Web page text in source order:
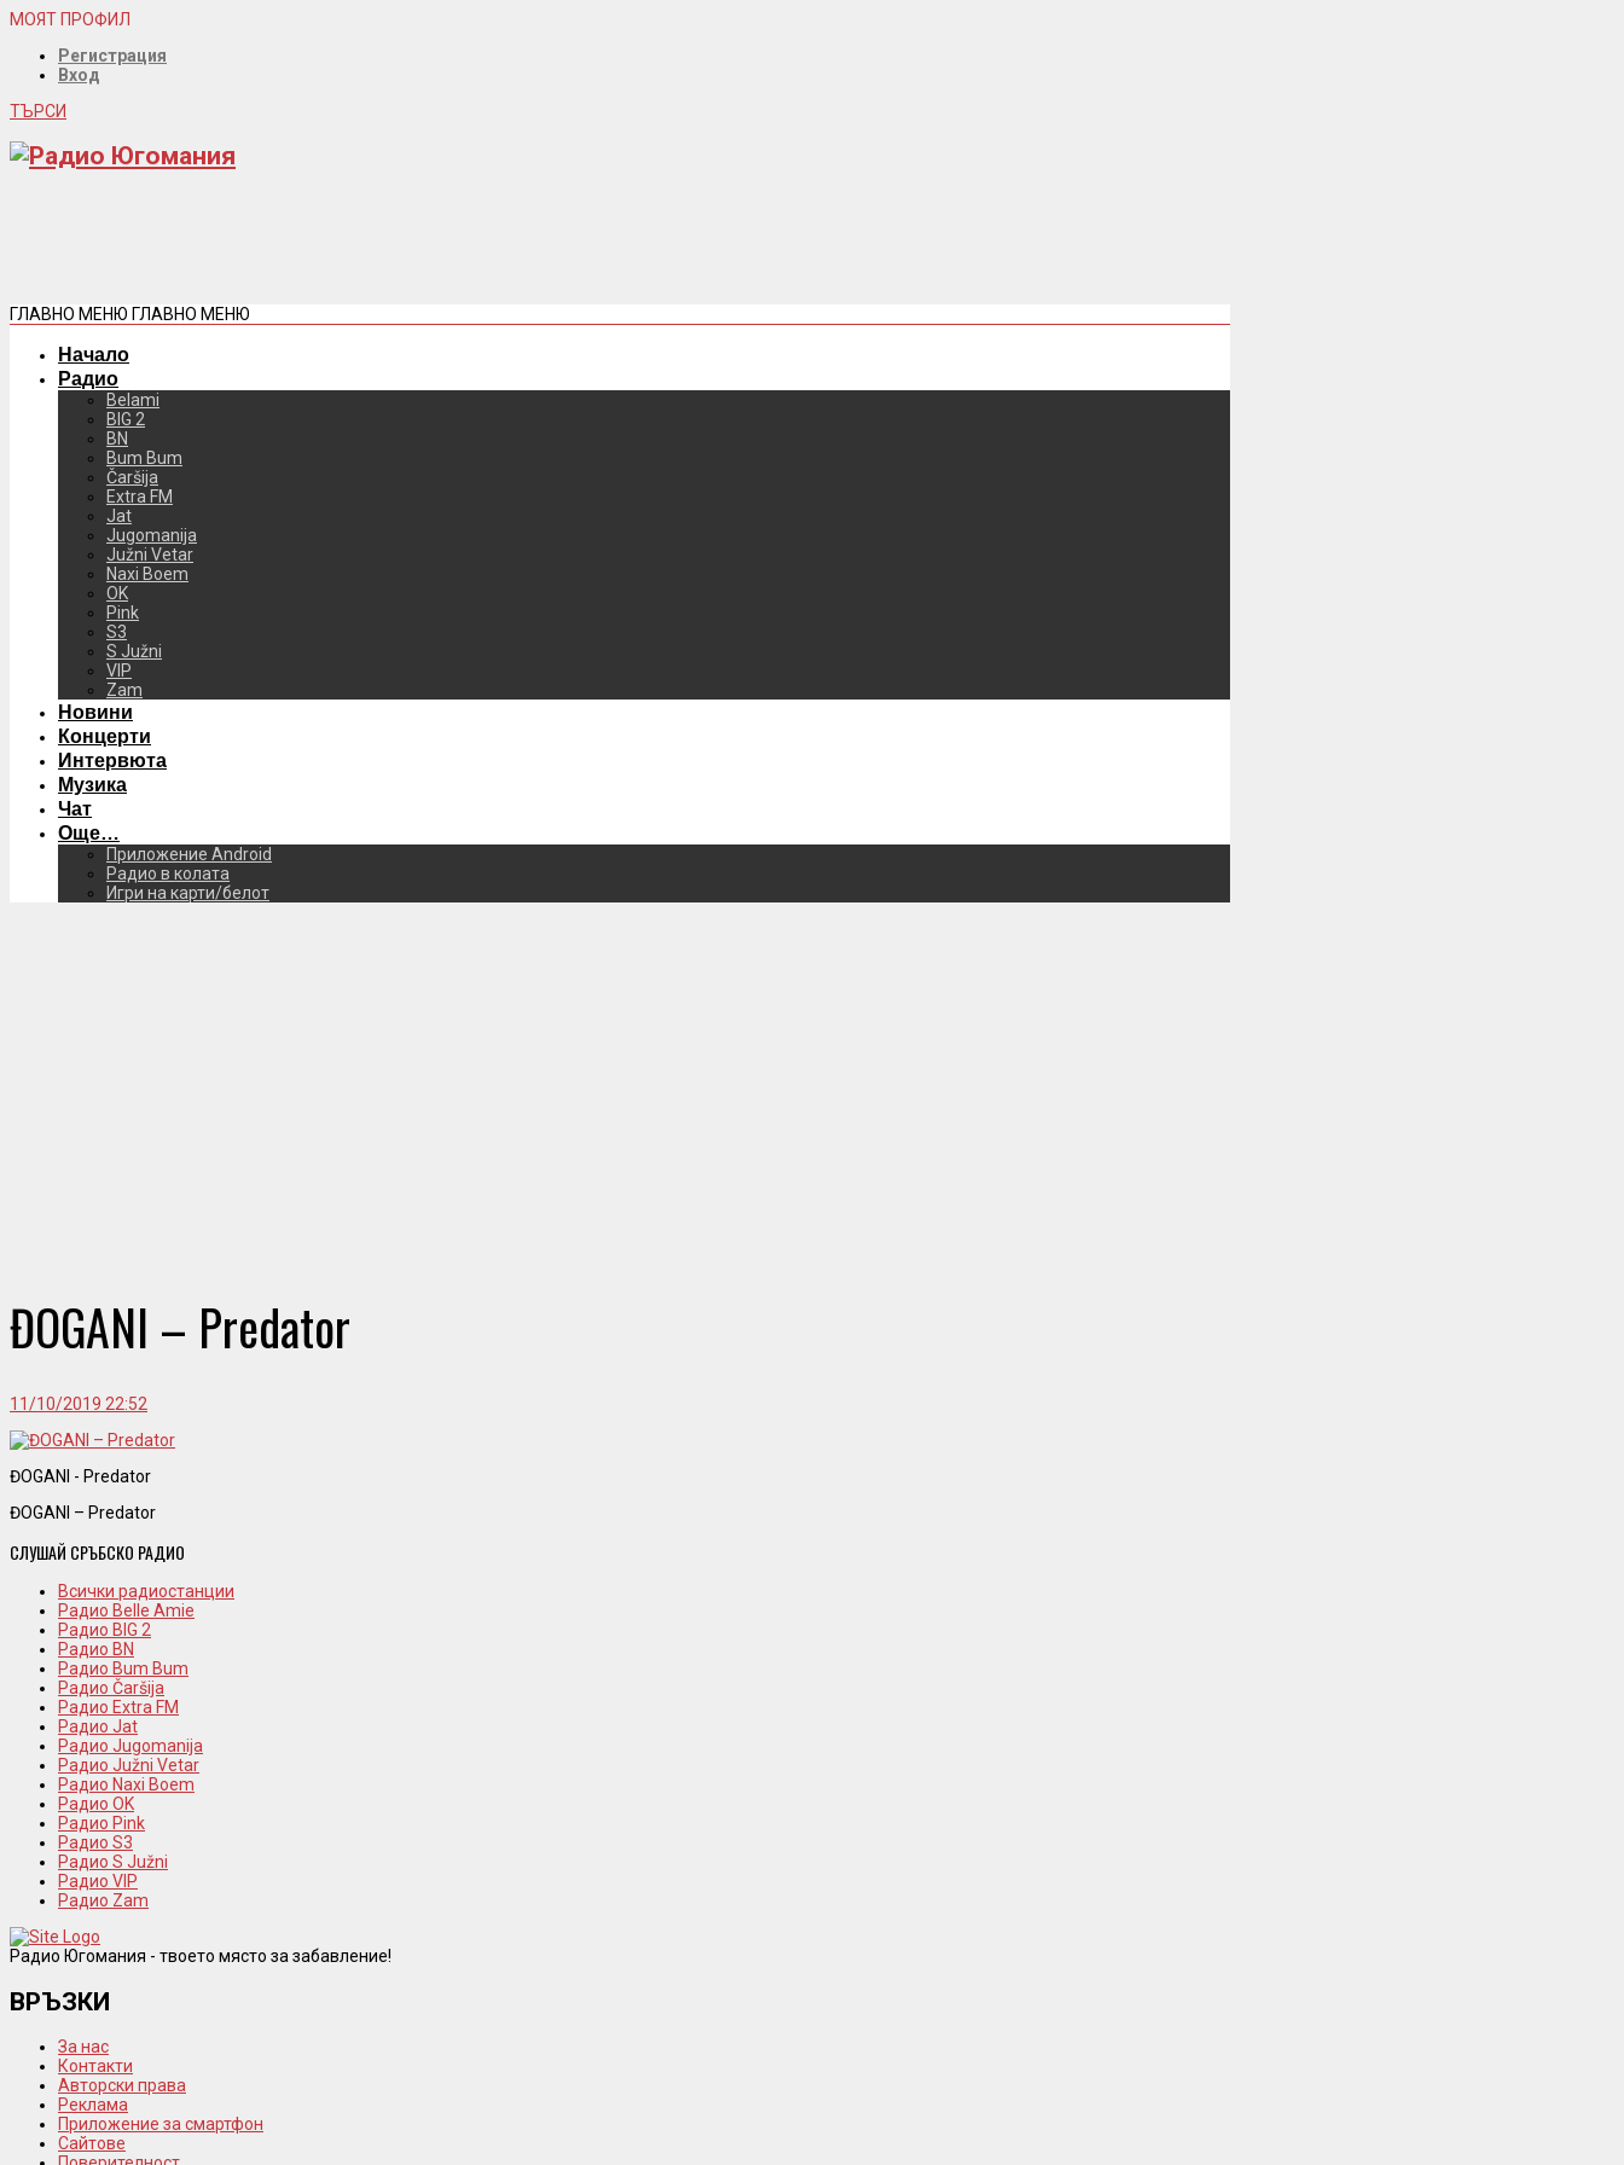
МОЯТ ПРОФИЛ
Регистрация
Вход
ТЪРСИ
ГЛАВНО МЕНЮ ГЛАВНО МЕНЮ
Начало
Радио
Belami
BIG 2
BN
Bum Bum
Čaršija
Extra FM
Jat
Jugomanija
Južni Vetar
Naxi Boem
OK
Pink
S3
S Južni
VIP
Zam
Новини
Концерти
Интервюта
Музика
Чат
Още…
Приложение Android
Радио в колата
Игри на карти/белот
ĐOGANI – Predator
11/10/2019 22:52
ĐOGANI - Predator
ĐOGANI – Predator
СЛУШАЙ СРЪБСКО РАДИО
Всички радиостанции
Радио Belle Amie
Радио BIG 2
Радио BN
Радио Bum Bum
Радио Čaršija
Радио Extra FM
Радио Jat
Радио Jugomanija
Радио Južni Vetar
Радио Naxi Boem
Радио OK
Радио Pink
Радио S3
Радио S Južni
Радио VIP
Радио Zam
Радио Югомания - твоето място за забавление!
ВРЪЗКИ
За нас
Контакти
Авторски права
Реклама
Приложение за смартфон
Сайтове